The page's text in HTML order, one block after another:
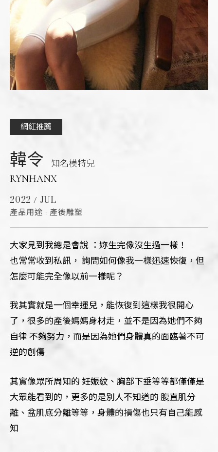
網紅推薦
韓令 知名模特兒
RYNHANX
2022 / JUL
產品用途 : 產後雕塑
大家見到我總是會說 ：妳生完像沒生過一樣！
也常常收到私訊 ， 詢問如何像我一樣迅速恢復 ， 但
怎麼可能完全像以前一樣呢？
我其實就是一個幸運兒，能恢復到這樣我很開心
了，很多的產後媽媽身材走，並不是因為她們不夠
自律 不夠努力，而是因為她們身體真的面臨著不可
逆的創傷
其實像眾所周知的 妊娠紋、胸部下垂等等都僅僅是
大眾能看到的，更多的是別人不知道的 腹直肌分
離、盆肌底分離等等，身體的損傷也只有自己能感
知